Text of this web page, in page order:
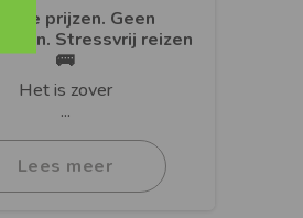
prijzen. Geen
Stressvrij reizen
🚌
Het is zover
...
Lees meer